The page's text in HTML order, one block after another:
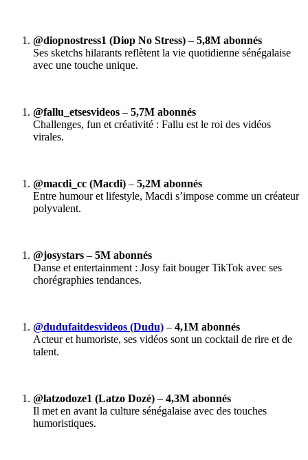
@diopnostress1 (Diop No Stress) – 5,8M abonnés
Ses sketchs hilarants reflètent la vie quotidienne sénégalaise
avec une touche unique.
@fallu_etsesvideos – 5,7M abonnés
Challenges, fun et créativité : Fallu est le roi des vidéos
virales.
@macdi_cc (Macdi) – 5,2M abonnés
Entre humour et lifestyle, Macdi s’impose comme un créateur
polyvalent.
@josystars – 5M abonnés
Danse et entertainment : Josy fait bouger TikTok avec ses
chorégraphies tendances.
@dudufaitdesvideos (Dudu) – 4,1M abonnés
Acteur et humoriste, ses vidéos sont un cocktail de rire et de
talent.
@latzodoze1 (Latzo Dozé) – 4,3M abonnés
Il met en avant la culture sénégalaise avec des touches
humoristiques.